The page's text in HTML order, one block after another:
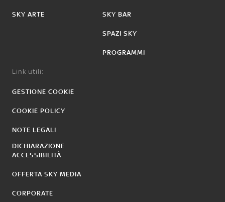
SKY ARTE SKY BAR
SPAZI SKY
PROGRAMMI
Link utili:
GESTIONE COOKIE
COOKIE POLICY
NOTE LEGALI
DICHIARAZIONE
ACCESSIBILITÀ
OFFERTA SKY MEDIA
CORPORATE